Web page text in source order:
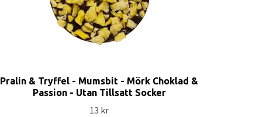
Pralin & Tryffel - Mumsbit - Mörk Choklad &
Passion - Utan Tillsatt Socker
13 kr